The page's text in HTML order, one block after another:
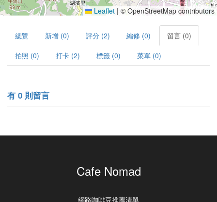
Leaflet | © OpenStreetMap contributors
總覽 新增 (0) 評分 (2) 編修 (0) 留言 (0)
拍照 (0) 打卡 (2) 標籤 (0) 菜單 (0)
有 0 則留言
Cafe Nomad
網路咖啡豆推薦清單